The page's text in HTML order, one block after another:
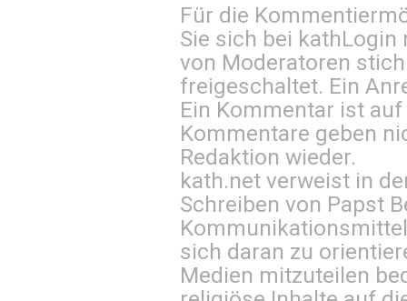
Für die
Sie sich bei kathLogin
von Moderatoren
freigeschaltet. Ein
Ein Kommentar ist
Kommentare geben
Redaktion wieder.
kath.net verweist in
Schreiben von Papst
sich daran zu
Medien mitzuteilen